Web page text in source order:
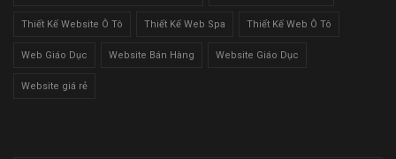
Thiết Kế Website Ô Tô Thiết Kế Web Spa Thiết Kế Web Ô Tô
Web Giáo Dục Website Bán Hàng Website Giáo Dục
Website giá rẻ